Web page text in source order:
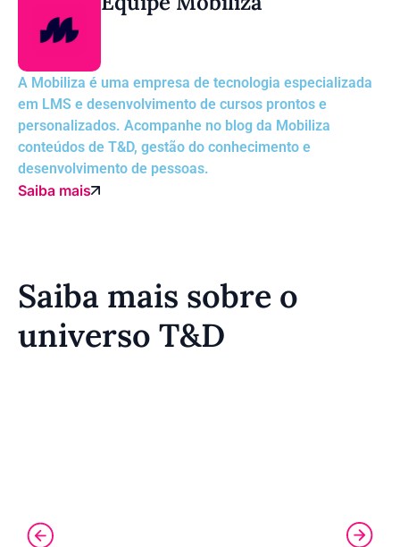
A Mobiliza é uma empresa de tecnologia especializada
em LMS e desenvolvimento de cursos prontos e
personalizados. Acompanhe no blog da Mobiliza
conteúdos de T&D, gestão do conhecimento e
desenvolvimento de pessoas.
Saiba mais
Saiba mais sobre o
universo T&D